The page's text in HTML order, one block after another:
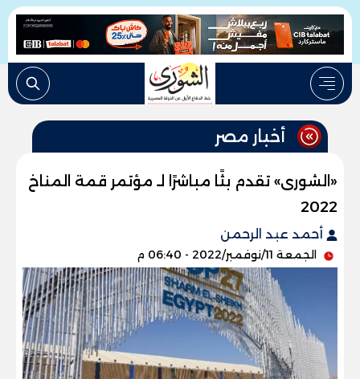
أخبار مصر
«الشورى» تقدم بثًا مباشرًا لـ مؤتمر قمة المناخ
2022
أحمد عبد الرحمن
الجمعة 11/نوفمبر/2022 - 06:40 م